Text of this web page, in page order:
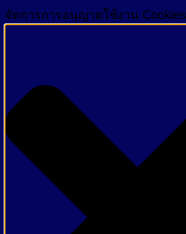
จัดการการอนุญาตใช้งาน Cookies